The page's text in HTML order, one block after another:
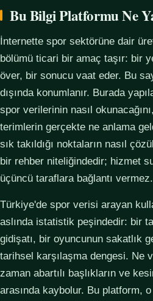
Bu Bilgi Platformu Ne
İnternette spor sektörüne dair
bölümü ticari bir amaç taşır: bir
över, bir sonucu vaat eder. Bu
dışında konumlanır. Burada
spor verilerinin nasıl
terimlerin gerçekte ne anlama
sık takıldığı noktaların nasıl
bir rehber niteliğindedir; hizmet
üçüncü taraflara bağlantı vermez.
Türkiye'de spor verisi arayan
aslında istatistik peşindedir: bir
gidişatı, bir oyuncunun sakatlık
tarihsel karşılaşma dengesi. Ne
zaman abartılı başlıkların ve
arasında kaybolur. Bu platform,